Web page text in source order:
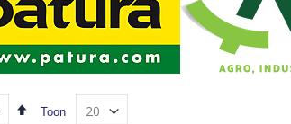
VanToon